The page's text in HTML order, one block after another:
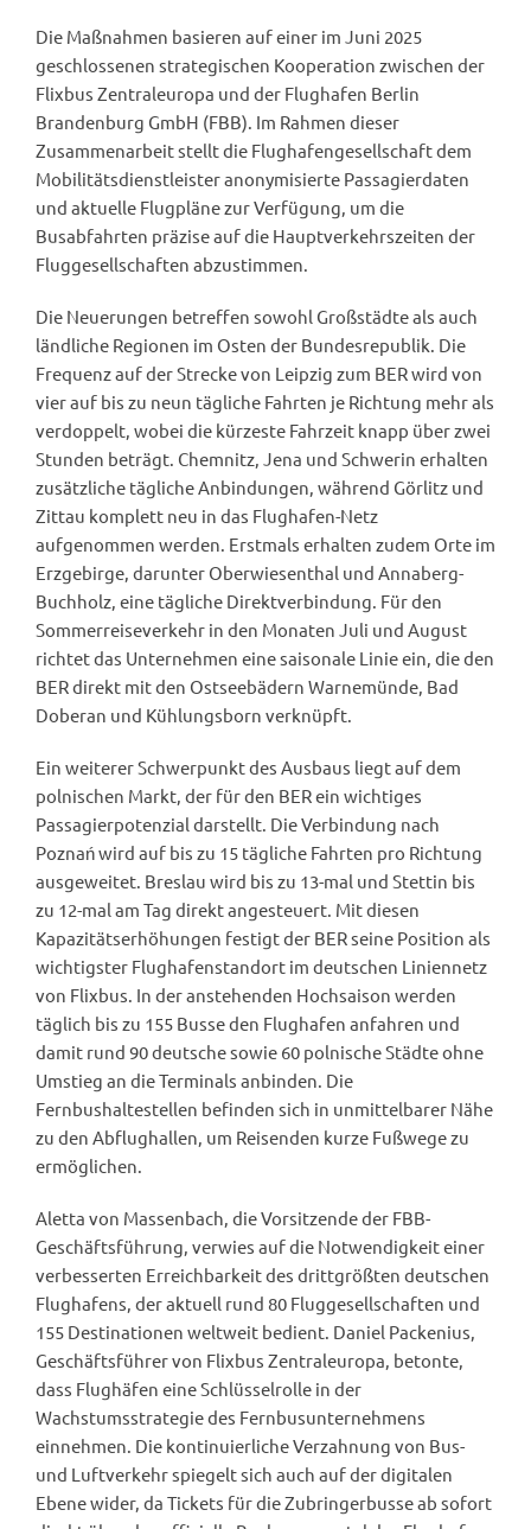
Die Maßnahmen basieren auf einer im Juni 2025
geschlossenen strategischen Kooperation zwischen der
Flixbus Zentraleuropa und der Flughafen Berlin
Brandenburg GmbH (FBB). Im Rahmen dieser
Zusammenarbeit stellt die Flughafengesellschaft dem
Mobilitätsdienstleister anonymisierte Passagierdaten
und aktuelle Flugpläne zur Verfügung, um die
Busabfahrten präzise auf die Hauptverkehrszeiten der
Fluggesellschaften abzustimmen.
Die Neuerungen betreffen sowohl Großstädte als auch
ländliche Regionen im Osten der Bundesrepublik. Die
Frequenz auf der Strecke von Leipzig zum BER wird von
vier auf bis zu neun tägliche Fahrten je Richtung mehr als
verdoppelt, wobei die kürzeste Fahrzeit knapp über zwei
Stunden beträgt. Chemnitz, Jena und Schwerin erhalten
zusätzliche tägliche Anbindungen, während Görlitz und
Zittau komplett neu in das Flughafen-Netz
aufgenommen werden. Erstmals erhalten zudem Orte im
Erzgebirge, darunter Oberwiesenthal und Annaberg-
Buchholz, eine tägliche Direktverbindung. Für den
Sommerreiseverkehr in den Monaten Juli und August
richtet das Unternehmen eine saisonale Linie ein, die den
BER direkt mit den Ostseebädern Warnemünde, Bad
Doberan und Kühlungsborn verknüpft.
Ein weiterer Schwerpunkt des Ausbaus liegt auf dem
polnischen Markt, der für den BER ein wichtiges
Passagierpotenzial darstellt. Die Verbindung nach
Poznań wird auf bis zu 15 tägliche Fahrten pro Richtung
ausgeweitet. Breslau wird bis zu 13-mal und Stettin bis
zu 12-mal am Tag direkt angesteuert. Mit diesen
Kapazitätserhöhungen festigt der BER seine Position als
wichtigster Flughafenstandort im deutschen Liniennetz
von Flixbus. In der anstehenden Hochsaison werden
täglich bis zu 155 Busse den Flughafen anfahren und
damit rund 90 deutsche sowie 60 polnische Städte ohne
Umstieg an die Terminals anbinden. Die
Fernbushaltestellen befinden sich in unmittelbarer Nähe
zu den Abflughallen, um Reisenden kurze Fußwege zu
ermöglichen.
Aletta von Massenbach, die Vorsitzende der FBB-
Geschäftsführung, verwies auf die Notwendigkeit einer
verbesserten Erreichbarkeit des drittgrößten deutschen
Flughafens, der aktuell rund 80 Fluggesellschaften und
155 Destinationen weltweit bedient. Daniel Packenius,
Geschäftsführer von Flixbus Zentraleuropa, betonte,
dass Flughäfen eine Schlüsselrolle in der
Wachstumsstrategie des Fernbusunternehmens
einnehmen. Die kontinuierliche Verzahnung von Bus-
und Luftverkehr spiegelt sich auch auf der digitalen
Ebene wider, da Tickets für die Zubringerbusse ab sofort